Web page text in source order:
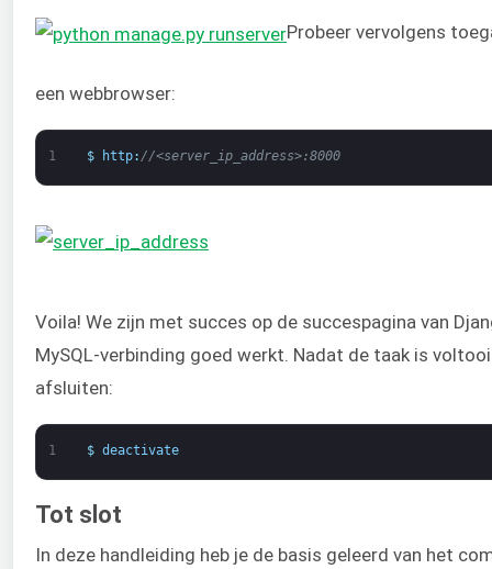
Probeer vervolgens
een webbrowser:
1 $ http: //<server_ip_address>:8000
Voila! We zijn met succes op de succespagina van
MySQL-verbinding goed werkt. Nadat de taak is
afsluiten:
1 $ deactivate
Tot slot
In deze handleiding heb je de basis geleerd van het